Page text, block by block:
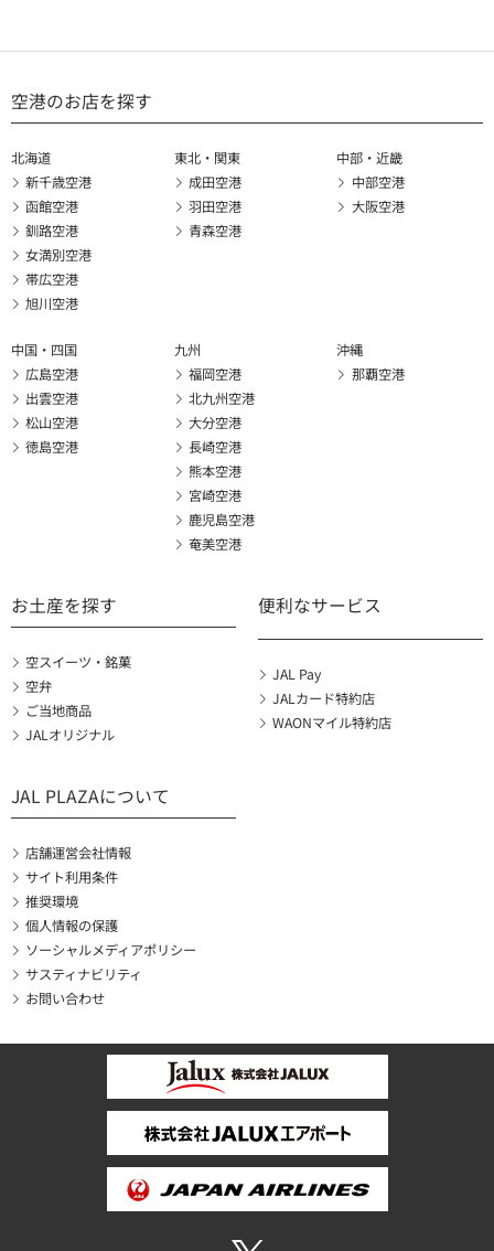
空港のお店を探す
北海道
新千歳空港
函館空港
釧路空港
女満別空港
帯広空港
旭川空港
東北・関東
成田空港
羽田空港
青森空港
中部・近畿
中部空港
大阪空港
中国・四国
広島空港
出雲空港
松山空港
徳島空港
九州
福岡空港
北九州空港
大分空港
長崎空港
熊本空港
宮崎空港
鹿児島空港
奄美空港
沖縄
那覇空港
お土産を探す
空スイーツ・銘菓
空弁
ご当地商品
JALオリジナル
便利なサービス
JAL Pay
JALカード特約店
WAONマイル特約店
JAL PLAZAについて
店舗運営会社情報
サイト利用条件
推奨環境
個人情報の保護
ソーシャルメディアポリシー
サスティナビリティ
お問い合わせ